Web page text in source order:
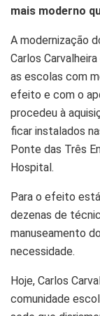
mais moderno
A modernização
Carlos
as escolas com
efeito e com o
procedeu à
ficar instalados
Ponte das Três
Hospital.
Para o efeito
dezenas de
manuseamento
necessidade.
Hoje, Carlos
comunidade